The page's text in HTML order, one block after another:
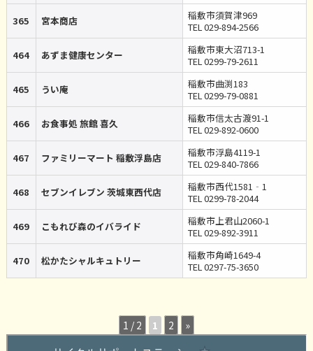
365 宮本商店
稲敷市須賀津969
TEL 029-894-2566
464 あずま健康センター
稲敷市東大沼713-1
TEL 0299-79-2611
465 うい庵
稲敷市曲渕183
TEL 0299-79-0881
466 お食事処 旅館 喜久
稲敷市信太古渡91-1
TEL 029-892-0600
467 ファミリーマート 稲敷浮島店
稲敷市浮島4119-1
TEL 029-840-7866
468 セブンイレブン 茨城東西代店
稲敷市西代1581‐1
TEL 0299-78-2044
469 こもれび森のイバライド
稲敷市上君山2060-1
TEL 029-892-3911
470 松かたシャルキュトリー
稲敷市角崎1649-4
TEL 0297-75-3650
1 / 2 1 2 »